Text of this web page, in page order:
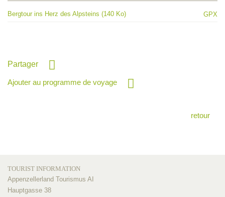
Bergtour ins Herz des Alpsteins (140 Ko) GPX
Partager
Ajouter au programme de voyage
retour
TOURIST INFORMATION
Appenzellerland Tourismus AI
Hauptgasse 38